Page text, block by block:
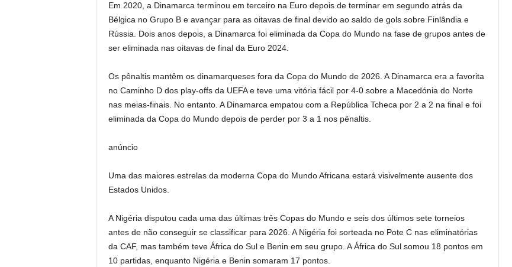
Em 2020, a Dinamarca terminou em terceiro na Euro depois de terminar em segundo atrás da
Bélgica no Grupo B e avançar para as oitavas de final devido ao saldo de gols sobre Finlândia e
Rússia. Dois anos depois, a Dinamarca foi eliminada da Copa do Mundo na fase de grupos antes de
ser eliminada nas oitavas de final da Euro 2024.
Os pênaltis mantêm os dinamarqueses fora da Copa do Mundo de 2026. A Dinamarca era a favorita
no Caminho D dos play-offs da UEFA e teve uma vitória fácil por 4-0 sobre a Macedónia do Norte
nas meias-finais. No entanto. A Dinamarca empatou com a República Tcheca por 2 a 2 na final e foi
eliminada da Copa do Mundo depois de perder por 3 a 1 nos pênaltis.
anúncio
Uma das maiores estrelas da moderna Copa do Mundo Africana estará visivelmente ausente dos
Estados Unidos.
A Nigéria disputou cada uma das últimas três Copas do Mundo e seis dos últimos sete torneios
antes de não conseguir se classificar para 2026. A Nigéria foi sorteada no Pote C nas eliminatórias
da CAF, mas também teve África do Sul e Benin em seu grupo. A África do Sul somou 18 pontos em
10 partidas, enquanto Nigéria e Benin somaram 17 pontos.